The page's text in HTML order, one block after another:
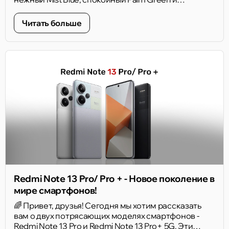
кольцо вокруг камеры - небольшой, но узнаваемый
акцент задней панели.
Читать больше
Redmi Note 13 Pro/ Pro + - Новое поколение в
мире смартфонов!
🌈 Привет, друзья! Сегодня мы хотим рассказать
вам о двух потрясающих моделях смартфонов -
Redmi Note 13 Pro и Redmi Note 13 Pro+ 5G. Эти